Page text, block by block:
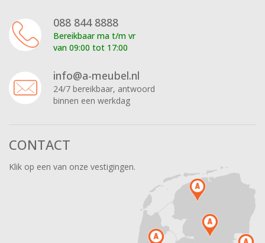
088 844 8888
Bereikbaar ma t/m vr
van 09:00 tot 17:00
info@a-meubel.nl
24/7 bereikbaar, antwoord
binnen een werkdag
CONTACT
Klik op een van onze vestigingen.